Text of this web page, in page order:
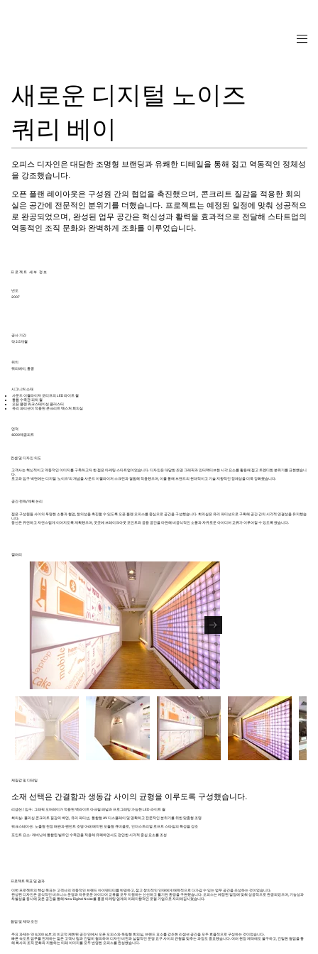
새로운 디지털 노이즈
쿼리 베이
오피스 디자인은 대담한 조명형 브랜딩과 유쾌한 디테일을 통해 젊고 역동적인 정체성
을 강조했습니다.
오픈 플랜 레이아웃은 구성원 간의 협업을 촉진했으며, 콘크리트 질감을 적용한 회의
실은 공간에 전문적인 분위기를 더했습니다. 프로젝트는 예정된 일정에 맞춰 성공적으
로 완공되었으며, 완성된 업무 공간은 혁신성과 활력을 효과적으로 전달해 스타트업의
역동적인 조직 문화와 완벽하게 조화를 이루었습니다.
프로젝트 세부 정보
시그니처 소재
사운드 이퀄라이저 모티프의 LED 라이트 월
통합 수족관 피처 월
오픈 플랜 워크스테이션 클러스터
유리 파티션이 적용된 콘크리트 텍스처 회의실
공사 기간
약 2.5개월
위치
쿼리베이, 홍콩
​면적
4000제곱피트
년도
2007
컨셉 및 디자인 의도
고객사는 혁신적이고 역동적인 이미지를 구축하고자 한 젊은 마케팅 스타트업이었습니다. 디자인은 대담한 조명 그래픽과 인터랙티브한 시각 요소를 활용해 젊고 트렌디한 분위기를 표현했습니
다.
로고와 입구 벽면에는 디지털 ‘노이즈’의 개념을 사운드 이퀄라이저 스크린과 결합해 적용했으며, 이를 통해 브랜드의 현대적이고 기술 지향적인 정체성을 더욱 강화했습니다.
공간 전략/계획 논리
젊은 구성원들 사이의 투명한 소통과 협업, 창의성을 촉진할 수 있도록 오픈 플랜 오피스를 중심으로 공간을 구성했습니다. 회의실은 유리 파티션으로 구획해 공간 간의 시각적 연결성을 유지했습
니다.
동선은 유연하고 자연스럽게 이어지도록 계획했으며, 곳곳에 브레이크아웃 포인트와 공용 공간을 마련해 비공식적인 소통과 자유로운 아이디어 교류가 이루어질 수 있도록 했습니다.
겔러리
재질감 및 디테일
소재 선택은 간결함과 생동감 사이의 균형을 이루도록 구성했습니다.
리셉션 / 입구: 그래픽 오버레이가 적용된 백라이트 아크릴 패널과 프로그래밍 가능한 LED 라이트 월
회의실: 폴리싱 콘크리트 질감의 벽면, 유리 파티션, 통합형 AV 디스플레이 및 명확하고 전문적인 분위기를 위한 맞춤형 조명
워크스테이션: 노출형 천장 배관과 펜던트 조명 아래 배치된 모듈형 큐비클로, 인더스트리얼 로프트 스타일의 특성을 강조
포인트 요소: 캐비닛에 통합된 빌트인 수족관을 적용해 유쾌하면서도 편안한 시각적 중심 요소를 조성
협업 및 제약 조건
주요 과제는 약 4,000 sq.ft.의 비교적 제한된 공간 안에서 오픈 오피스와 독립형 회의실, 브랜드 요소를 강조한 리셉션 공간을 모두 효율적으로 구성하는 것이었습니다.
빠른 속도로 업무를 전개하는 젊은 고객사 팀과 긴밀히 협의하며 디자인 비전과 실질적인 운영 요구 사이의 균형을 맞추는 과정도 중요했습니다. 여러 현장 제약에도 불구하고, 긴밀한 협업을 통
해 회사의 조직 문화와 지향하는 미래 이미지를 모두 반영한 오피스를 완성했습니다.
프로젝트 목표 및 결과
이번 프로젝트의 핵심 목표는 고객사의 역동적인 브랜드 아이덴티티를 반영하고, 젊고 창의적인 인재에게 매력적으로 다가갈 수 있는 업무 공간을 조성하는 것이었습니다.
완성된 디자인은 공식적인 비즈니스 운영과 자유로운 아이디어 교류를 모두 지원하는 신선하고 활기찬 환경을 구현했습니다. 오피스는 예정된 일정에 맞춰 성공적으로 완공되었으며, 기능성과
차별성을 동시에 갖춘 공간을 통해 New Digital Noise를 홍콩 마케팅 업계의 미래지향적인 로컬 기업으로 자리매김시켰습니다.